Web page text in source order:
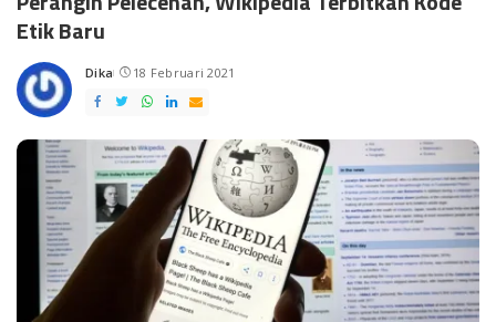
Etik Baru
Posted
by
Dika 18 Februari 2021